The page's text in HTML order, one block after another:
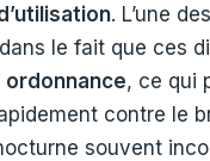
. L’une
le fait que ces
ordonnance, ce qui
contre le
souvent